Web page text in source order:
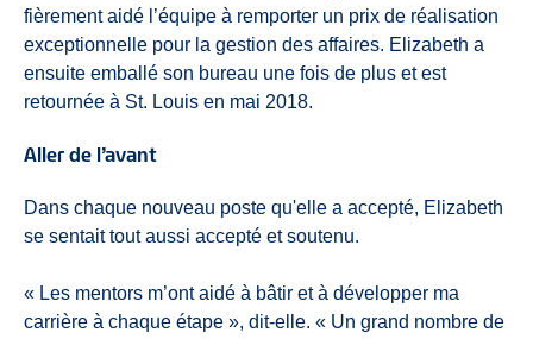
fièrement aidé l’équipe à remporter un prix de réalisation
exceptionnelle pour la gestion des affaires. Elizabeth a
ensuite emballé son bureau une fois de plus et est
retournée à St. Louis en mai 2018.
Aller de l’avant
Dans chaque nouveau poste qu'elle a accepté, Elizabeth
se sentait tout aussi accepté et soutenu.
« Les mentors m’ont aidé à bâtir et à développer ma
carrière à chaque étape », dit-elle. « Un grand nombre de